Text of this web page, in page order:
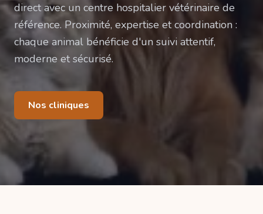
direct avec un centre hospitalier vétérinaire de
référence. Proximité, expertise et coordination :
chaque animal bénéficie d'un suivi attentif,
moderne et sécurisé.
Nos cliniques